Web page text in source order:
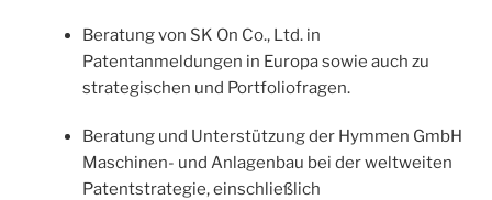
Beratung von SK On Co., Ltd. in
Patentanmeldungen in Europa sowie auch zu
strategischen und Portfoliofragen.
Beratung und Unterstützung der Hymmen GmbH
Maschinen- und Anlagenbau bei der weltweiten
Patentstrategie, einschließlich